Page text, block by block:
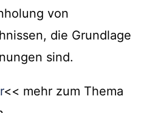
von
die Grundlage
sind.
<< mehr zum Thema